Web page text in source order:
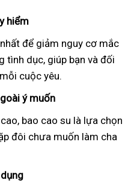
hiểm
để giảm nguy cơ mắc
tình dục, giúp bạn và đối
cuộc yêu.
ý muốn
bao cao su là lựa chọn
đôi chưa muốn làm cha